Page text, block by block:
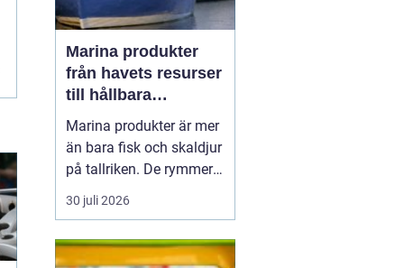
Marina produkter
från havets resurser
till hållbara
upplevelser
Marina produkter är mer
än bara fisk och skaldjur
på tallriken. De rymmer
allt från mat och hälsa
till friluftsliv, kultur och
områden spelar havet en
30 juli 2026